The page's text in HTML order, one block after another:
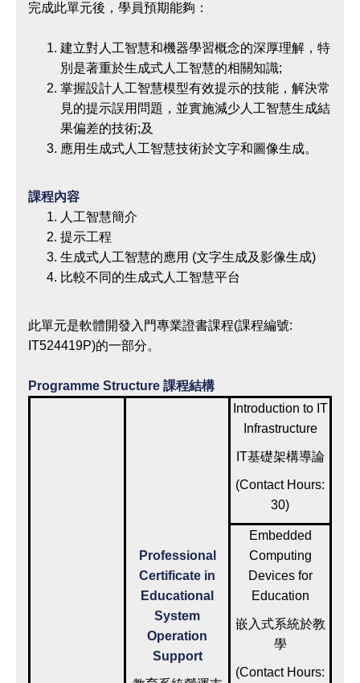
完成此單元後，學員預期能夠：
建立對人工智慧和機器學習概念的深厚理解，特
別是著重於生成式人工智慧的相關知識;
掌握設計人工智慧模型有效提示的技能，解決常
見的提示誤用問題，並實施減少人工智慧生成結
果偏差的技術;及
應用生成式人工智慧技術於文字和圖像生成。
課程內容
人工智慧簡介
提示工程
生成式人工智慧的應用 (文字生成及影像生成)
比較不同的生成式人工智慧平台
此單元是軟體開發入門專業證書課程(課程編號:
IT524419P)的一部分。
Programme Structure 課程結構
Professional
Certificate in
Educational
System
Operation
Support
Introduction to IT
Infrastructure
IT基礎架構導論
(Contact Hours:
30)
Embedded
Computing
Devices for
Education
嵌入式系統於教
學
(Contact Hours: